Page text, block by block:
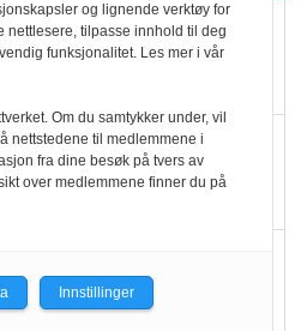
flaggskip
videre
opprettholdes
varer, men fulle
og lignende verktøy for
nettlesere, tilpasse innhold til deg
funksjonalitet. Les mer i vår
Om du samtykker under, vil
nettstedene til medlemmene i
fra dine besøk på tvers av
over medlemmene finner du på
Innstillinger